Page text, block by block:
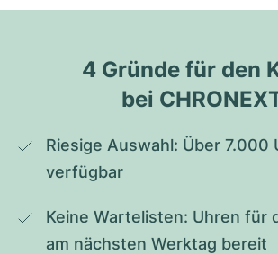
4 Gründe für den
bei
Riesige Auswahl: Über 7.000
verfügbar
Keine Wartelisten: Uhren für
am nächsten Werktag bereit